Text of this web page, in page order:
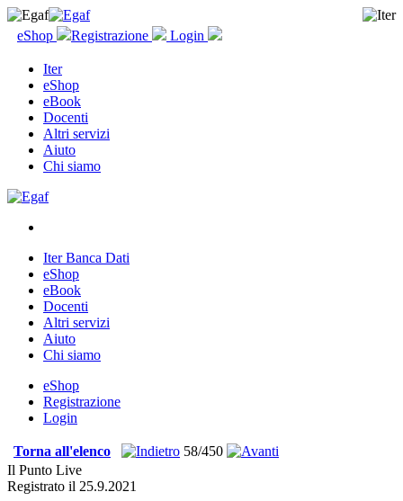
eShop Registrazione Login
Iter
eShop
eBook
Docenti
Altri servizi
Aiuto
Chi siamo
Iter Banca Dati
eShop
eBook
Docenti
Altri servizi
Aiuto
Chi siamo
eShop
Registrazione
Login
Torna all'elenco
58/450
Il Punto Live
Registrato il 25.9.2021